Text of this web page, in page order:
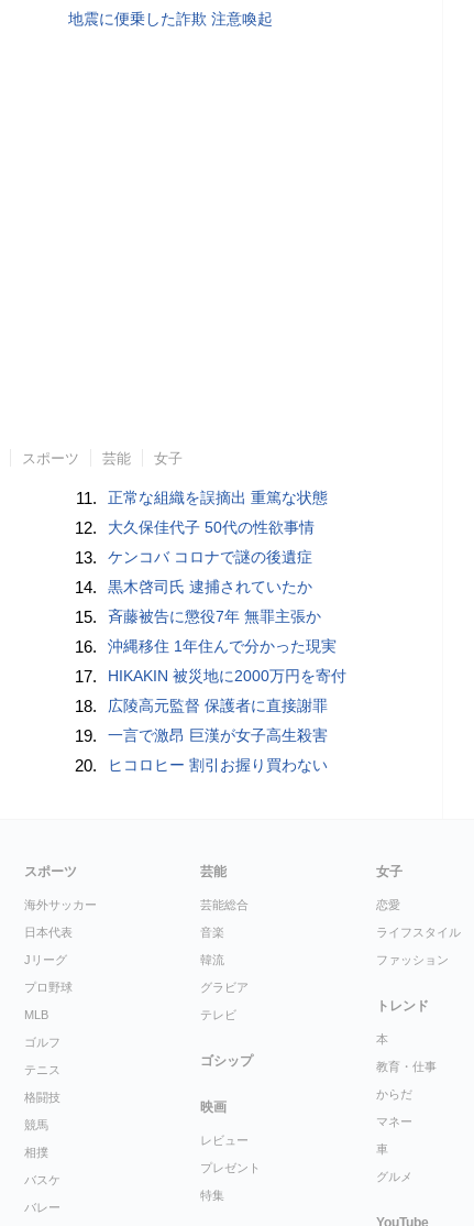
地震に便乗した詐欺 注意喚起
スポーツ 芸能 女子
11. 正常な組織を誤摘出 重篤な状態
12. 大久保佳代子 50代の性欲事情
13. ケンコバ コロナで謎の後遺症
14. 黒木啓司氏 逮捕されていたか
15. 斉藤被告に懲役7年 無罪主張か
16. 沖縄移住 1年住んで分かった現実
17. HIKAKIN 被災地に2000万円を寄付
18. 広陵高元監督 保護者に直接謝罪
19. 一言で激昂 巨漢が女子高生殺害
20. ヒコロヒー 割引お握り買わない
スポーツ
海外サッカー
日本代表
Jリーグ
プロ野球
MLB
ゴルフ
テニス
格闘技
競馬
相撲
バスケ
バレー
芸能
芸能総合
音楽
韓流
グラビア
テレビ
ゴシップ
映画
レビュー
プレゼント
特集
女子
恋愛
ライフスタイル
ファッション
トレンド
本
教育・仕事
からだ
マネー
車
グルメ
YouTube